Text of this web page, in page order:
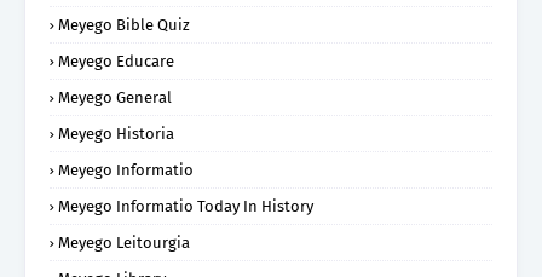
Meyego Bible Quiz
Meyego Educare
Meyego General
Meyego Historia
Meyego Informatio
Meyego Informatio Today In History
Meyego Leitourgia